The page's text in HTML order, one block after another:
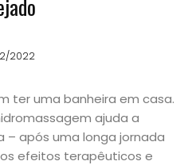
2022
ter uma banheira em casa.
ajuda a
– após uma longa jornada
efeitos terapêuticos e